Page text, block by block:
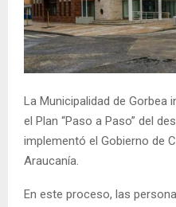
M
E
N
U
La Municipalidad de Gorbea
el Plan “Paso a Paso” del
implementó el Gobierno de
Araucanía.
En este proceso, las